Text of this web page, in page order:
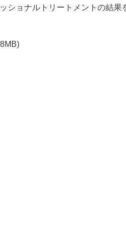
ショナルトリートメントの結果